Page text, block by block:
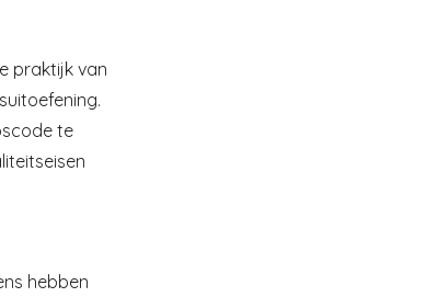
praktijk van
te
hebben